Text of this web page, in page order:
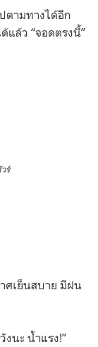
ตามทางได้อีก
แล้ว “จอดตรงนี้”
ร์
ศเย็นสบาย มีฝน
งนะ น้ำแรง!”